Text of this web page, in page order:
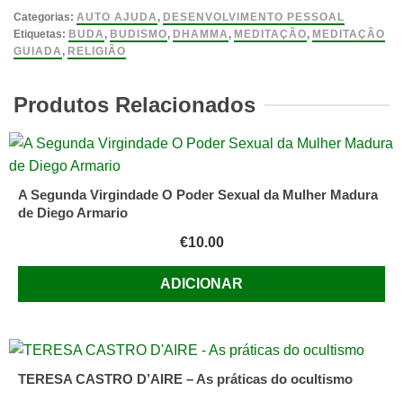
Oferta
de
Dhamma,
Chah,
por
Kāñcano
Bhikkhu
Categorias: AUTO AJUDA , DESENVOLVIMENTO PESSOAL
Etiquetas: BUDA , BUDISMO, DHAMMA , MEDITAÇÃO, MEDITAÇÃO
GUIADA , RELIGIÃO
Produtos Relacionados
A Segunda Virgindade O Poder Sexual da Mulher Madura
de Diego Armario
€10.00
ADICIONAR
TERESA CASTRO D’AIRE – As práticas do ocultismo